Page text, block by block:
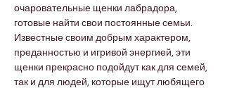
очаровательные щенки лабрадора,
готовые найти свои постоянные семьи.
Известные своим добрым характером,
преданностью и игривой энергией, эти
щенки прекрасно подойдут как для семей,
так и для людей, которые ищут любящего